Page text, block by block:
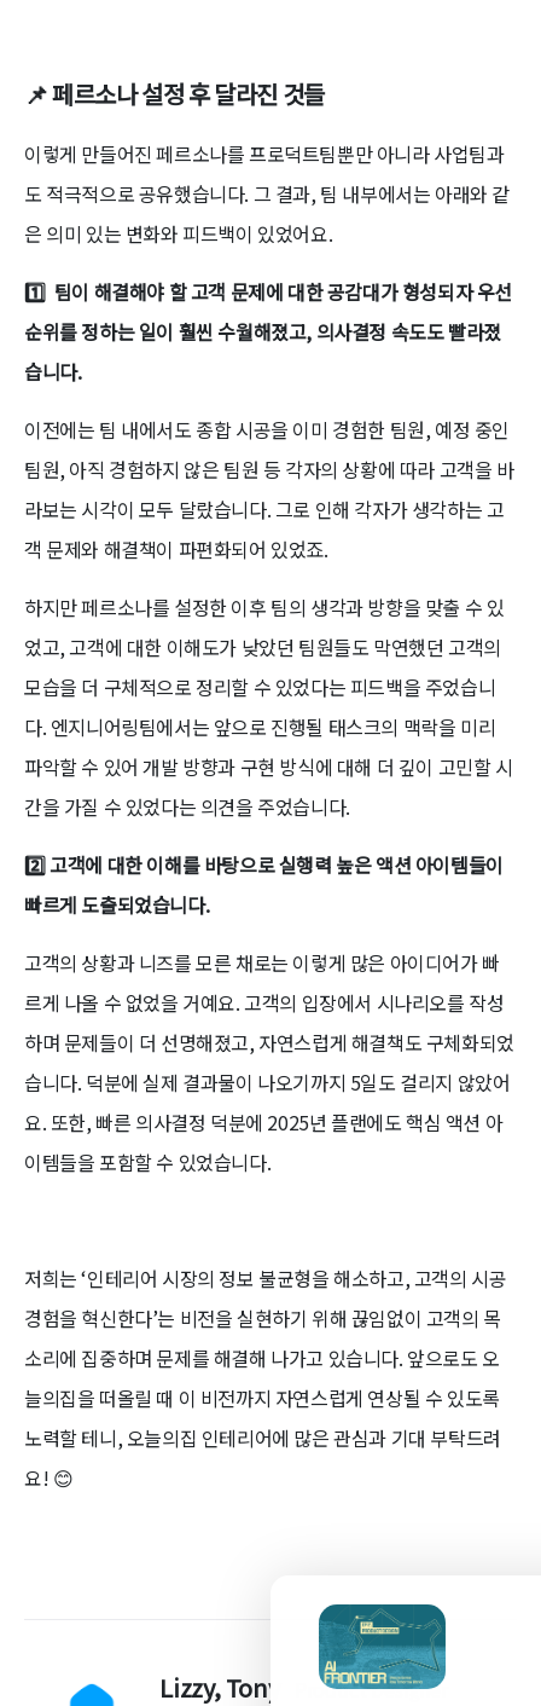
📌 페르소나 설정 후 달라진 것들
이렇게 만들어진 페르소나를 프로덕트팀뿐만 아니라 사업팀과
도 적극적으로 공유했습니다. 그 결과, 팀 내부에서는 아래와 같
은 의미 있는 변화와 피드백이 있었어요.
1️⃣ 팀이 해결해야 할 고객 문제에 대한 공감대가 형성되자 우선
순위를 정하는 일이 훨씬 수월해졌고, 의사결정 속도도 빨라졌
습니다.
이전에는 팀 내에서도 종합 시공을 이미 경험한 팀원, 예정 중인
팀원, 아직 경험하지 않은 팀원 등 각자의 상황에 따라 고객을 바
라보는 시각이 모두 달랐습니다. 그로 인해 각자가 생각하는 고
객 문제와 해결책이 파편화되어 있었죠.
하지만 페르소나를 설정한 이후 팀의 생각과 방향을 맞출 수 있
었고, 고객에 대한 이해도가 낮았던 팀원들도 막연했던 고객의
모습을 더 구체적으로 정리할 수 있었다는 피드백을 주었습니
다. 엔지니어링팀에서는 앞으로 진행될 태스크의 맥락을 미리
파악할 수 있어 개발 방향과 구현 방식에 대해 더 깊이 고민할 시
간을 가질 수 있었다는 의견을 주었습니다.
2️⃣ 고객에 대한 이해를 바탕으로 실행력 높은 액션 아이템들이
빠르게 도출되었습니다.
고객의 상황과 니즈를 모른 채로는 이렇게 많은 아이디어가 빠
르게 나올 수 없었을 거예요. 고객의 입장에서 시나리오를 작성
하며 문제들이 더 선명해졌고, 자연스럽게 해결책도 구체화되었
습니다. 덕분에 실제 결과물이 나오기까지 5일도 걸리지 않았어
요. 또한, 빠른 의사결정 덕분에 2025년 플랜에도 핵심 액션 아
이템들을 포함할 수 있었습니다.
저희는 ‘인테리어 시장의 정보 불균형을 해소하고, 고객의 시공
경험을 혁신한다’는 비전을 실현하기 위해 끊임없이 고객의 목
소리에 집중하며 문제를 해결해 나가고 있습니다. 앞으로도 오
늘의집을 떠올릴 때 이 비전까지 자연스럽게 연상될 수 있도록
노력할 테니, 오늘의집 인테리어에 많은 관심과 기대 부탁드려
요! 😊
Lizzy, Tony Product Designer